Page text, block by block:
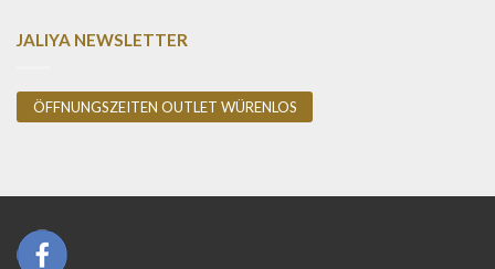
JALIYA NEWSLETTER
ÖFFNUNGSZEITEN OUTLET WÜRENLOS